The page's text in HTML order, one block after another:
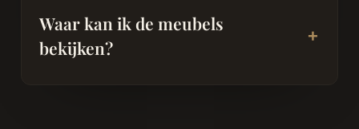
Waar kan ik de meubels
bekijken?